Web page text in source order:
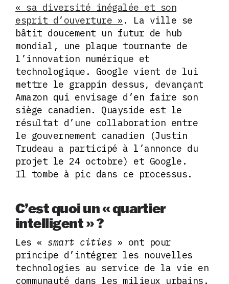
« sa diversité inégalée et son
esprit d’ouverture » . La ville se
bâtit doucement un futur de hub
mondial, une plaque tournante de
l’innovation numérique et
technologique. Google vient de lui
mettre le grappin dessus, devançant
Amazon qui envisage d’en faire son
siège canadien. Quayside est le
résultat d’une collaboration entre
le gouvernement canadien (Justin
Trudeau a participé à l’annonce du
projet le 24 octobre) et Google.
Il tombe à pic dans ce processus.
C’est quoi un « quartier
intelligent » ?
Les « smart cities » ont pour
principe d’intégrer les nouvelles
technologies au service de la vie en
communauté dans les milieux urbains.